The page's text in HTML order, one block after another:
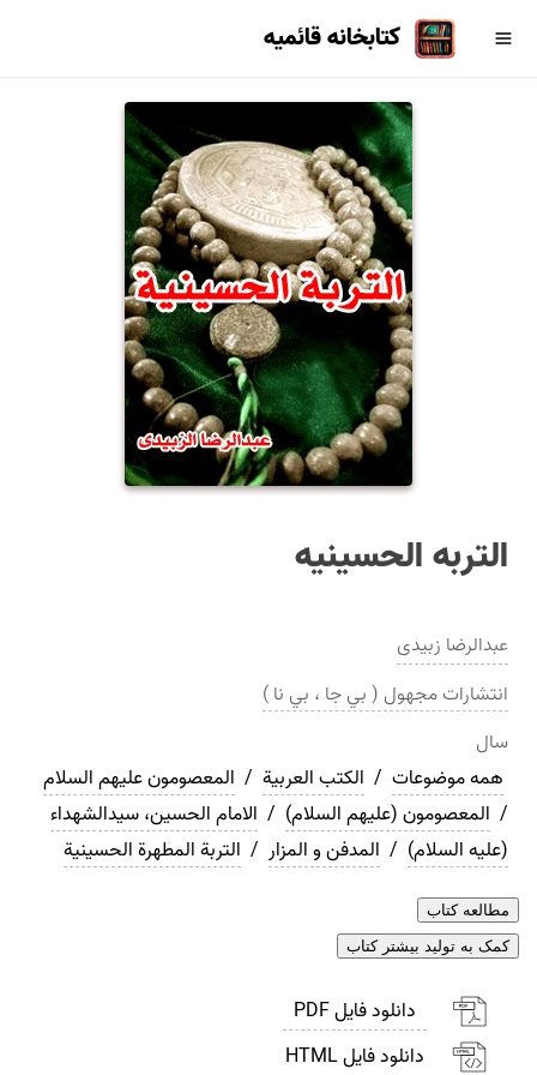
کتابخانه قائمیه
التربه الحسينيه
عبدالرضا زبیدی
انتشاراتمجهول ( بي جا ، بي نا )
سال
همه موضوعات / الکتب العربیة / المعصومون عليهم السلام
/ المعصومون (علیهم السلام) / الامام الحسین، سیدالشهداء
(علیه السلام) / المدفن و المزار / التربة المطهرة الحسینیة
مطالعه کتاب
کمک به تولید بیشتر کتاب
دانلود فایل PDF
دانلود فایل HTML